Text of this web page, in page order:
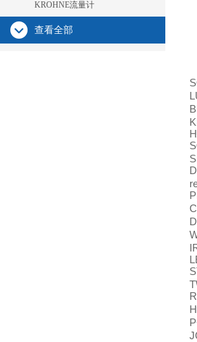
KROHNE流量计
查看全部